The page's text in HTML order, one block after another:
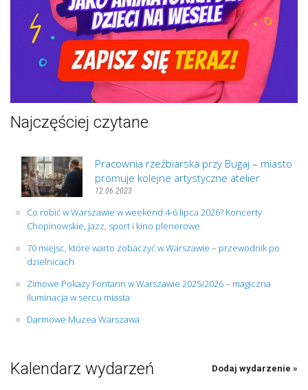
Najczęściej czytane
Pracownia rzeźbiarska przy Bugaj – miasto
promuje kolejne artystyczne atelier
12.06.2023
Co robić w Warszawie w weekend 4-6 lipca 2026? Koncerty
Chopinowskie, jazz, sport i kino plenerowe
70 miejsc, które warto zobaczyć w Warszawie – przewodnik po
dzielnicach
Zimowe Pokazy Fontann w Warszawie 2025/2026 – magiczna
iluminacja w sercu miasta
Darmowe Muzea Warszawa
Kalendarz wydarzeń Dodaj wydarzenie »